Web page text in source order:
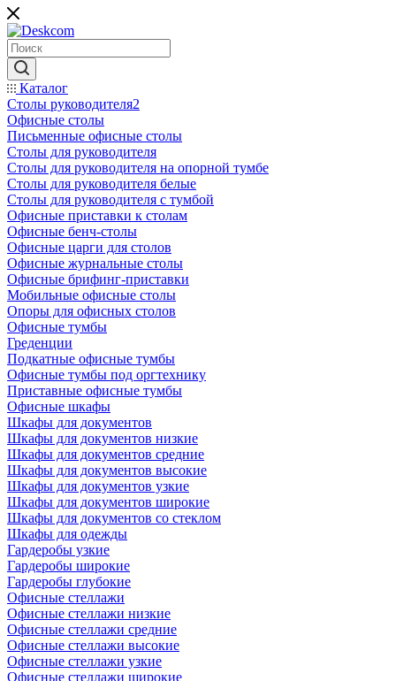
Каталог
Столы руководителя2
Офисные столы
Письменные офисные столы
Столы для руководителя
Столы для руководителя на опорной тумбе
Столы для руководителя белые
Столы для руководителя с тумбой
Офисные приставки к столам
Офисные бенч-столы
Офисные царги для столов
Офисные журнальные столы
Офисные брифинг-приставки
Мобильные офисные столы
Опоры для офисных столов
Офисные тумбы
Греденции
Подкатные офисные тумбы
Офисные тумбы под оргтехнику
Приставные офисные тумбы
Офисные шкафы
Шкафы для документов
Шкафы для документов низкие
Шкафы для документов средние
Шкафы для документов высокие
Шкафы для документов узкие
Шкафы для документов широкие
Шкафы для документов со стеклом
Шкафы для одежды
Гардеробы узкие
Гардеробы широкие
Гардеробы глубокие
Офисные стеллажи
Офисные стеллажи низкие
Офисные стеллажи средние
Офисные стеллажи высокие
Офисные стеллажи узкие
Офисные стеллажи широкие